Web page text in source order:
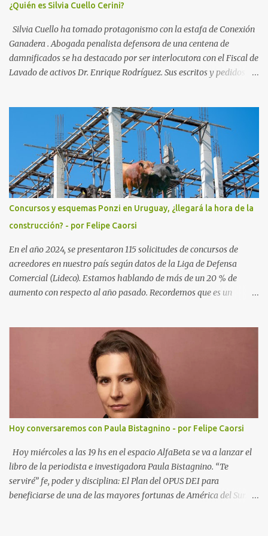
¿Quién es Silvia Cuello Cerini?
Silvia Cuello ha tomado protagonismo con la estafa de Conexión
Ganadera . Abogada penalista defensora de una centena de
damnificados se ha destacado por ser interlocutora con el Fiscal de
Lavado de activos Dr. Enrique Rodríguez. Sus escritos y pedidos
esposas. Nacida en Vergara, departamento de Treinta y Tres, ha
hecho la carrera de policia y la de Doctora en Derecho y Ciencias
Sociales para especializarse en Derecho Penal. Ha defendido y
representado clientes de varios países, especialmente Sudamérica
y Europa. Es socia del Dr. Enrique Moller, ex Fiscal y hoy
Presidente de la Asociación de Abogados Penalistas. Moller al igual
que la Dra Silvia Cuello vienen bregando desde hace tiempo por un
cambio del código del proceso penal, el actual lleva ya 16 cambios
y no ofrece garantías. Ha trabajado junto al Secretario General de
la OEA para mejorar las con...
Concursos y esquemas Ponzi en Uruguay, ¿llegará la hora de la
construcción? - por Felipe Caorsi
En el año 2024, se presentaron 115 solicitudes de concursos de
acreedores en nuestro país según datos de la Liga de Defensa
Comercial (Lideco). Estamos hablando de más de un 20 % de
aumento con respecto al año pasado. Recordemos que es un
particular frente a sus acreedores. Existe dos formas de llegar a un
concurso, pedido por el deudor que se conoce como concurso
voluntario, y el pedido por los acreedores que se llama concurso
necesario. Durante el concurso un síndico designado por la justicia
busca los activos del deudor y negocia una salida a la situación de
insolvencia. Se busca la aprobación de un convenio de pagos o la
liquidación de todos los bienes del deudor, y su posterior reparto,
en el orden que establece la ley 18.387 Cada vez que hay un
concurso de acreedores, hay ahorristas que pierden parte o todo el
dinero invertido. En los casos de Grupo...
Hoy conversaremos con Paula Bistagnino - por Felipe Caorsi
Hoy miércoles a las 19 hs en el espacio AlfaBeta se va a lanzar el
libro de la periodista e investigadora Paula Bistagnino. “Te
serviré” fe, poder y disciplina: El Plan del OPUS DEI para
beneficiarse de una de las mayores fortunas de América del Sur.